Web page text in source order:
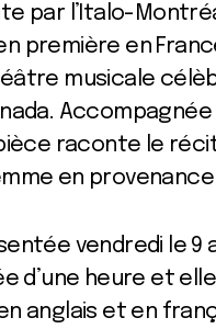
par l’Italo-
première en
musicale
raconte le récit
en provenance
vendredi le 9
d’une heure et
anglais et en